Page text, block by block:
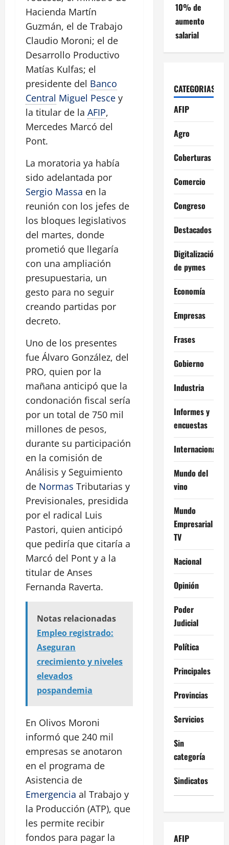
Hacienda Martín
Guzmán, el de Trabajo
Claudio Moroni; el de
Desarrollo Productivo
Matías Kulfas; el
presidente del Banco
Central Miguel Pesce y
la titular de la AFIP,
Mercedes Marcó del
Pont.
La moratoria ya había
sido adelantada por
Sergio Massa en la
reunión con los jefes de
los bloques legislativos
del martes, donde
prometió que llegaría
con una ampliación
presupuestaria, un
gesto para no seguir
creando partidas por
decreto.
Uno de los presentes
fue Álvaro González, del
PRO, quien por la
mañana anticipó que la
condonación fiscal sería
por un total de 750 mil
millones de pesos,
durante su participación
en la comisión de
Análisis y Seguimiento
de Normas Tributarias y
Previsionales, presidida
por el radical Luis
Pastori, quien anticipó
que pediría que citaría a
Marcó del Pont y a la
titular de Anses
Fernanda Raverta.
Notas relacionadas
Empleo registrado:
Aseguran
crecimiento y niveles
elevados
pospandemia
En Olivos Moroni
informó que 240 mil
empresas se anotaron
en el programa de
Asistencia de
Emergencia al Trabajo y
la Producción (ATP), que
les permite recibir
fondos para pagar la
10% de
aumento
salarial
CATEGORIAS
AFIP
Agro
Coberturas
Comercio
Congreso
Destacados
Digitalización
de pymes
Economía
Empresas
Frases
Gobierno
Industria
Informes y
encuestas
Internacional
Mundo del
vino
Mundo
Empresarial
TV
Nacional
Opinión
Poder
Judicial
Política
Principales
Provincias
Servicios
Sin
categoría
Sindicatos
AFIP